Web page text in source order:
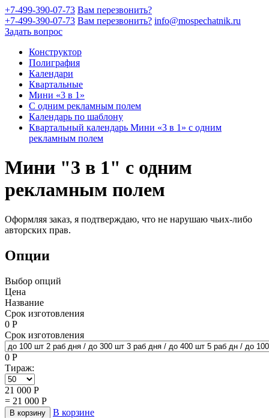
+7-499-390-07-73 Вам перезвонить?
+7-499-390-07-73 Вам перезвонить? info@mospechatnik.ru
Задать вопрос
Конструктор
Полиграфия
Календари
Квартальные
Мини «3 в 1»
С одним рекламным полем
Календарь по шаблону
Квартальный календарь Мини «3 в 1» с одним
рекламным полем
Мини "3 в 1" с одним
рекламным полем
Оформляя заказ, я подтверждаю, что не нарушаю чьих-либо
авторских прав.
Опции
Выбор опций
Цена
Название
Срок изготовления
0 Р
Срок изготовления
0 Р
Тираж:
21 000 Р
= 21 000 Р
В корзину
В корзине